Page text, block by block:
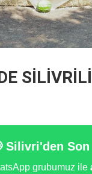
Silivri'den
grubumuz ile